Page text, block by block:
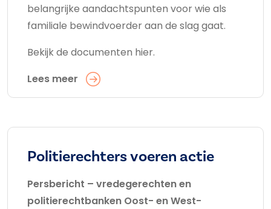
belangrijke aandachtspunten voor wie als
familiale bewindvoerder aan de slag gaat.
Bekijk de documenten hier.
Lees meer
Politierechters voeren actie
Persbericht – vredegerechten en
politierechtbanken Oost- en West-